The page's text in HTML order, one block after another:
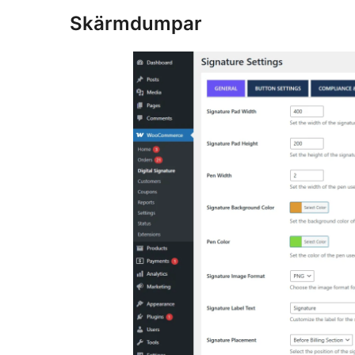
Skärmdumpar